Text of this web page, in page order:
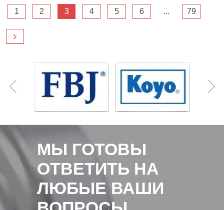
1 2 3 4 5 6 ... 79
МЫ ГОТОВЫ
ОТВЕТИТЬ НА
ЛЮБЫЕ ВАШИ